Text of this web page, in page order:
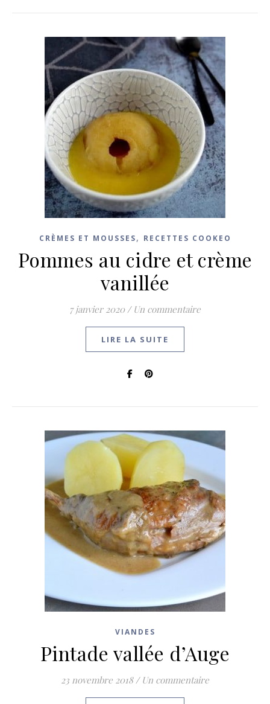
CRÈMES ET MOUSSES, RECETTES COOKEO
Pommes au cidre et crème
vanillée
7 janvier 2020 / Un commentaire
LIRE LA SUITE
VIANDES
Pintade vallée d’Auge
23 novembre 2018 / Un commentaire